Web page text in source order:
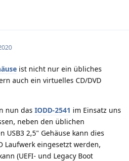
ist nicht nur ein übliches
auch ein virtuelles CD/DVD
nun das IODD-2541 im Einsatz uns
neben den üblichen
USB3 2,5" Gehäuse kann dies
Laufwerk eingesetzt werden,
(UEFI- und Legacy Boot